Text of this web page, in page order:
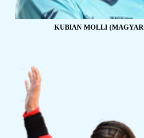
KUBIAN MOLLI